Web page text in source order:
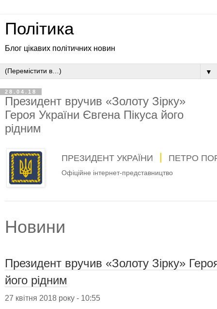
Політика
Блог цікавих політичних новин
▼
28.04.18
Президент вручив «Золоту Зірку»
Героя України Євгена Пікуса його
рідним
ПРЕЗИДЕНТ УКРАЇНИ ПЕТРО
Офіційне інтернет-представництво
Новини
Президент вручив «Золоту Зірку»
його рідним
27 квітня 2018 року - 10:55